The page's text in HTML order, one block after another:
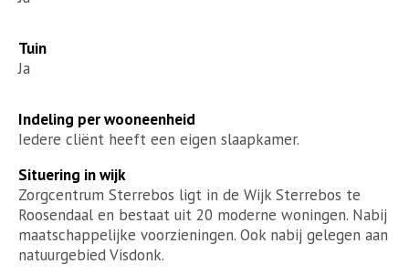
Tuin
Ja
Indeling per wooneenheid
Iedere cliënt heeft een eigen slaapkamer.
Situering in wijk
Zorgcentrum Sterrebos ligt in de Wijk Sterrebos te
Roosendaal en bestaat uit 20 moderne woningen. Nabij
maatschappelijke voorzieningen. Ook nabij gelegen aan
natuurgebied Visdonk.